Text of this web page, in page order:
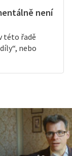
není
této řadě
nebo